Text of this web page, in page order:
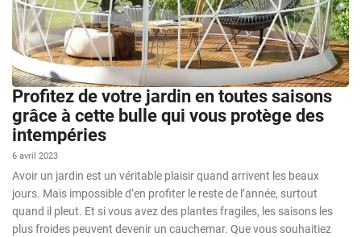
Profitez de votre jardin en toutes saisons
grâce à cette bulle qui vous protège des
intempéries
6 avril 2023
Avoir un jardin est un véritable plaisir quand arrivent les beaux
jours. Mais impossible d’en profiter le reste de l’année, surtout
quand il pleut. Et si vous avez des plantes fragiles, les saisons les
plus froides peuvent devenir un cauchemar. Que vous souhaitiez